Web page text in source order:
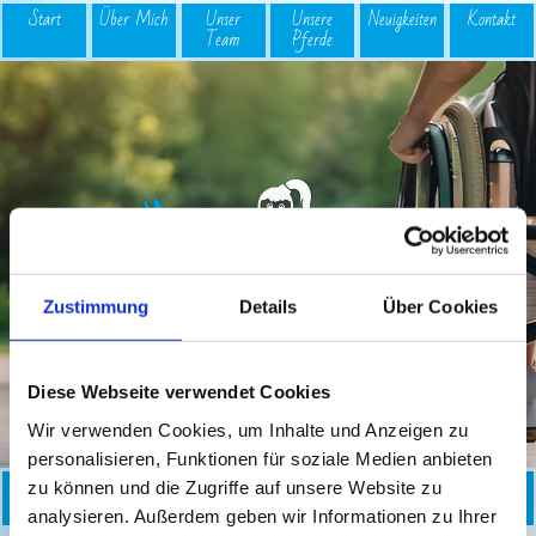
Zustimmung Details Über Cookies
Diese Webseite verwendet Cookies
Wir verwenden Cookies, um Inhalte und Anzeigen zu
personalisieren, Funktionen für soziale Medien anbieten
zu können und die Zugriffe auf unsere Website zu
analysieren. Außerdem geben wir Informationen zu Ihrer
Start Über Mich Unser
Team
Unsere
Pferde
Neuigkeiten Kontakt
logo
Reit­therapie Bambinireitgruppe Reiterferien Einzel­
unterricht